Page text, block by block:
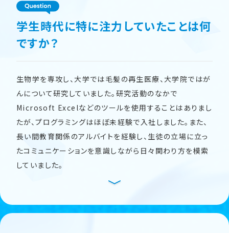
学生時代に特に注力していたことは何
ですか？
生物学を専攻し、大学では毛髪の再生医療、大学院ではが
んについて研究していました。研究活動のなかで
Microsoft Excelなどのツールを使用することはありまし
たが、プログラミングはほぼ未経験で入社しました。また、
長い間教育関係のアルバイトを経験し、生徒の立場に立っ
たコミュニケーションを意識しながら日々関わり方を模索
していました。